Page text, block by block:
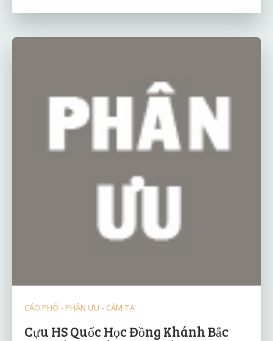
CÁO PHÓ - PHÂN ƯU - CẢM TẠ
Cựu HS Quốc Học Đồng Khánh Bắc